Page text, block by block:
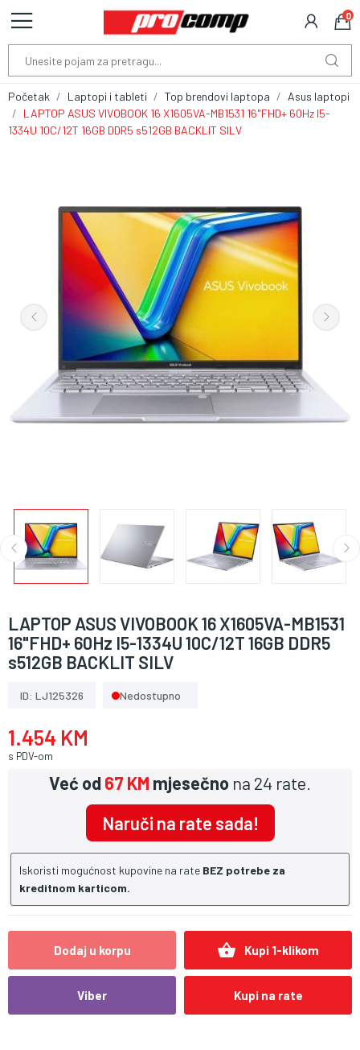
0
Početak Laptopi i tableti Top brendovi laptopa
Asus laptopi
LAPTOP ASUS VIVOBOOK 16 X1605VA-MB1531 16"FHD+ 60Hz I5-
1334U 10C/12T 16GB DDR5 s512GB BACKLIT SILV
LAPTOP ASUS VIVOBOOK 16 X1605VA-MB1531
16"FHD+ 60Hz I5-1334U 10C/12T 16GB DDR5
s512GB BACKLIT SILV
ID: LJ125326 Nedostupno
1.454 KM
s PDV-om
Već od67 KM mjesečno na 24 rate.
Naruči na rate sada!
Iskoristi mogućnost kupovine na rate BEZ potrebe za
kreditnom karticom.
Dodaj u korpu shopping_basket Kupi 1-klikom
Viber Kupi na rate